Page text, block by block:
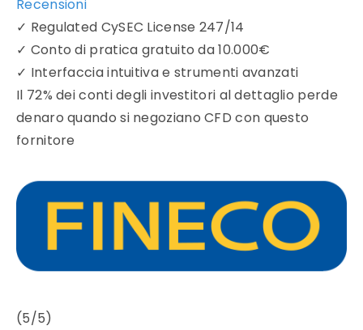
Recensioni
✓ Regulated CySEC License 247/14
✓ Conto di pratica gratuito da 10.000€
✓ Interfaccia intuitiva e strumenti avanzati
Il 72% dei conti degli investitori al dettaglio perde
denaro quando si negoziano CFD con questo
fornitore
(5/5)